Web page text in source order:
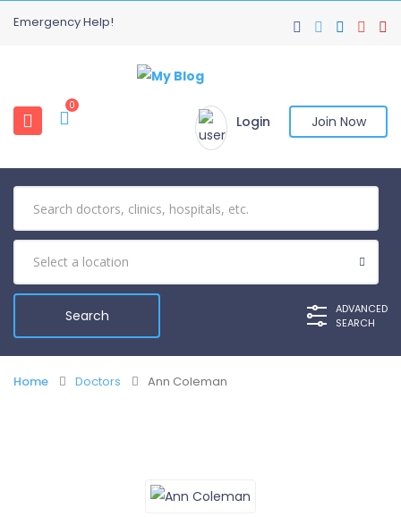
Emergency Help!
0
Login Join Now
ADVANCED
SEARCH
Home Doctors Ann Coleman